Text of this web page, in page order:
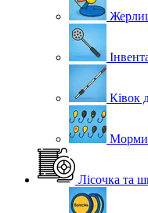
Ківок
Лісочка та